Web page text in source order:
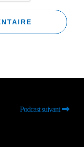
Podcast suivant